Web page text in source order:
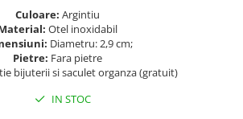
Culoare: Argintiu
Otel inoxidabil
Diametru: 2,9 cm;
Pietre: Fara pietre
bijuterii si saculet organza (gratuit)
IN STOC